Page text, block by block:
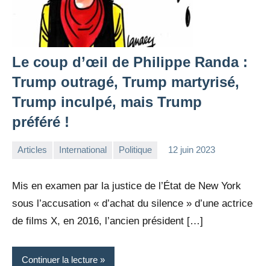
Le coup d’œil de Philippe Randa :
Trump outragé, Trump martyrisé,
Trump inculpé, mais Trump
préféré !
Articles International Politique 12 juin 2023
Mis en examen par la justice de l’État de New York
sous l’accusation « d’achat du silence » d’une actrice
de films X, en 2016, l’ancien président […]
Continuer la lecture